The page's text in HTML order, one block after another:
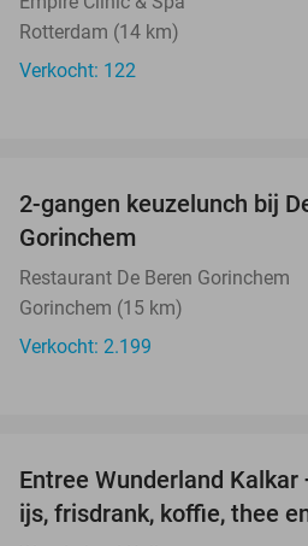
Rotterdam (14 km)
Verkocht: 122
2-gangen keuzelunch bij
Gorinchem
Restaurant De Beren Gorinchem
Gorinchem (15 km)
Verkocht: 2.199
Entree Wunderland
ijs, frisdrank, koffie, thee